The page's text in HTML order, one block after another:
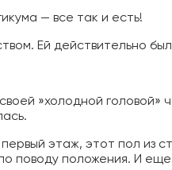
— все так и есть!
Ей действительно
»холодной головой»
этаж, этот пол из
поводу положения. И